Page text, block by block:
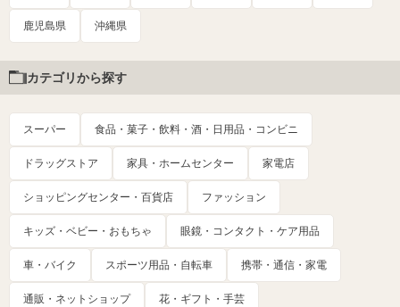
鹿児島県 沖縄県
カテゴリから探す
スーパー 食品・菓子・飲料・酒・日用品・コンビニ
ドラッグストア 家具・ホームセンター 家電店
ショッピングセンター・百貨店 ファッション
キッズ・ベビー・おもちゃ 眼鏡・コンタクト・ケア用品
車・バイク スポーツ用品・自転車 携帯・通信・家電
通販・ネットショップ 花・ギフト・手芸